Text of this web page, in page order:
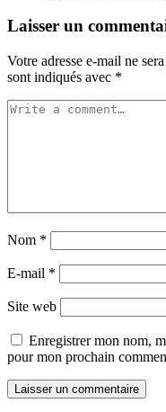
Laisser un
Votre adresse e-mail ne
sont indiqués avec *
Nom *
E-mail *
Site web
Enregistrer mon nom,
pour mon prochain